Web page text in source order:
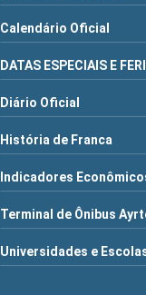
Calendário Oficial
DATAS ESPECIAIS E
Diário Oficial
História de Franca
Indicadores
Terminal de Ônibus
Universidades e